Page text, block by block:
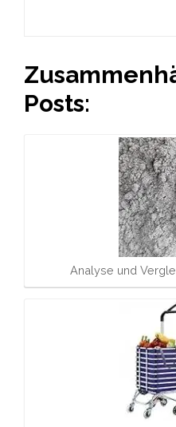
Posts:
Analyse und